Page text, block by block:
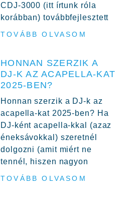
CDJ-3000 (itt írtunk róla
korábban) továbbfejlesztett
TOVÁBB OLVASOM
HONNAN SZERZIK A
DJ-K AZ ACAPELLA-KAT
2025-BEN?
Honnan szerzik a DJ-k az
acapella-kat 2025-ben? Ha
DJ-ként acapella-kkal (azaz
éneksávokkal) szeretnél
dolgozni (amit miért ne
tennél, hiszen nagyon
TOVÁBB OLVASOM